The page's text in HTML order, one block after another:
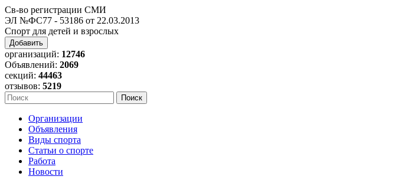
Св-во регистрации СМИ
ЭЛ №ФС77 - 53186 от 22.03.2013
Спорт для детей и взрослых
Добавить
организаций: 12746
Объявлений: 2069
секций: 44463
отзывов: 5219
Организации
Объявления
Виды спорта
Статьи о спорте
Работа
Новости